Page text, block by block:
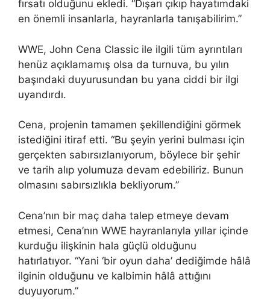
fırsatı olduğunu ekledi. “Dışarı çıkıp hayatımdaki
en önemli insanlarla, hayranlarla tanışabilirim.”
WWE, John Cena Classic ile ilgili tüm ayrıntıları
henüz açıklamamış olsa da turnuva, bu yılın
başındaki duyurusundan bu yana ciddi bir ilgi
uyandırdı.
Cena, projenin tamamen şekillendiğini görmek
istediğini itiraf etti. “Bu şeyin yerini bulması için
gerçekten sabırsızlanıyorum, böylece bir şehir
ve tarih alıp yolumuza devam edebiliriz. Bunun
olmasını sabırsızlıkla bekliyorum.”
Cena’nın bir maç daha talep etmeye devam
etmesi, Cena’nın WWE hayranlarıyla yıllar içinde
kurduğu ilişkinin hala güçlü olduğunu
hatırlatıyor. “Yani ‘bir oyun daha’ dediğimde hâlâ
ilginin olduğunu ve kalbimin hâlâ attığını
duyuyorum.”